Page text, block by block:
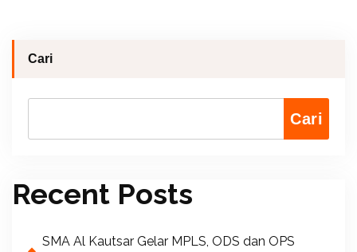
Cari
Cari
Recent Posts
SMA Al Kautsar Gelar MPLS, ODS dan OPS